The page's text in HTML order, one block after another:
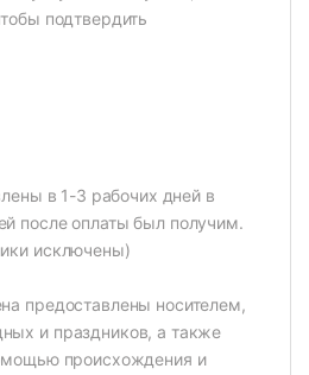
подтвердить
в 1-3 рабочих дней в
после оплаты был получим.
исключены)
предоставлены носителем,
и праздников, а также
происхождения и